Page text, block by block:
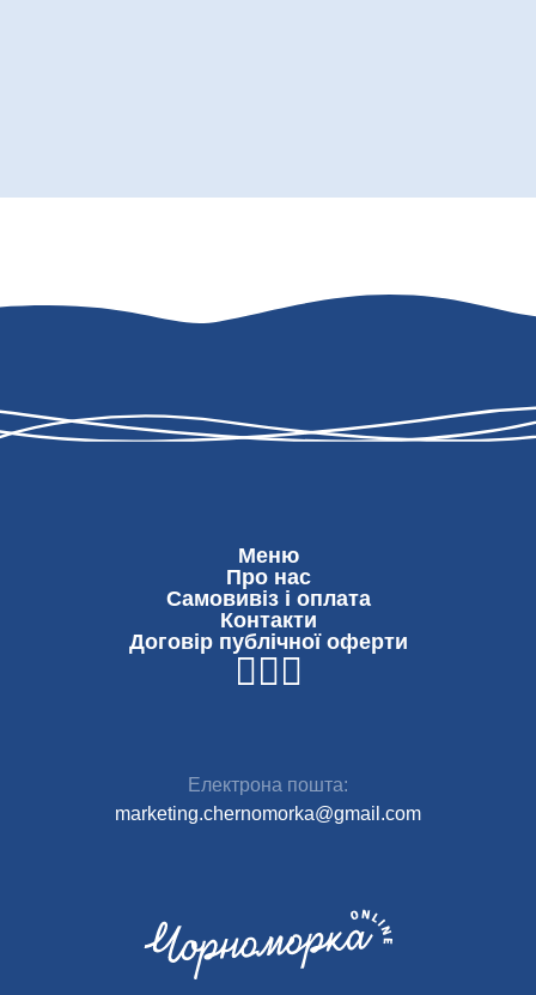
Меню
Про нас
Самовивіз і оплата
Контакти
Договір публічної оферти
Електрона пошта:
marketing.chernomorka@gmail.com